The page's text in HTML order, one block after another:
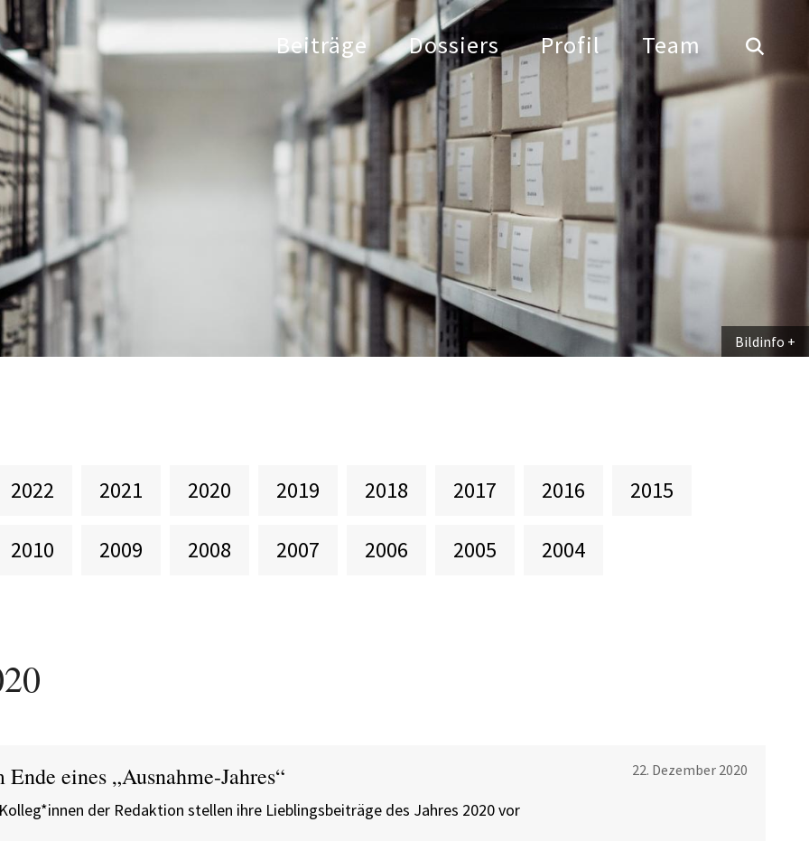
Beiträge Dossiers Profil Team
Bildinfo
2022 2021 2020 2019 2018 2017 2016 2015
2010 2009 2008 2007 2006 2005 2004
Ende eines „Ausnahme-Jahres“
der Redaktion stellen ihre Lieblingsbeiträge des Jahres 2020 vor
22. Dezember 2020